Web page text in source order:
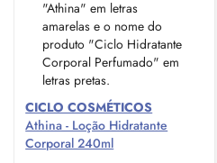
CICLO COSMÉTICOS
Athina - Loção Hidratante
Corporal 240ml